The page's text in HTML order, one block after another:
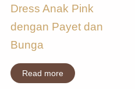
Dress Anak Pink
dengan Payet dan
Bunga
Read more